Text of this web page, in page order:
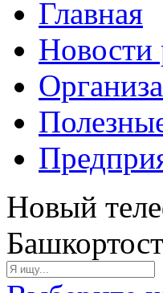
Главная
Новости
Новый